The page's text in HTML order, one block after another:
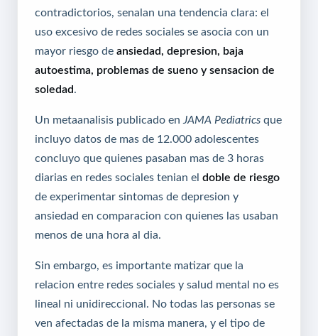
contradictorios, senalan una tendencia clara: el
uso excesivo de redes sociales se asocia con un
mayor riesgo de ansiedad, depresion, baja
autoestima, problemas de sueno y sensacion de
soledad
Un metaanalisis publicado en JAMA Pediatrics que
incluyo datos de mas de 12.000 adolescentes
concluyo que quienes pasaban mas de 3 horas
diarias en redes sociales tenian el doble de riesgo
de experimentar sintomas de depresion y
ansiedad en comparacion con quienes las usaban
menos de una hora al dia.
Sin embargo, es importante matizar que la
relacion entre redes sociales y salud mental no es
lineal ni unidireccional. No todas las personas se
ven afectadas de la misma manera, y el tipo de